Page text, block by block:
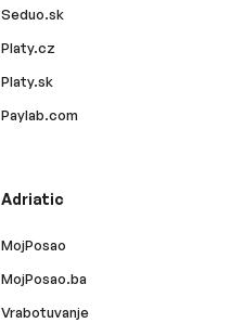
Seduo.sk
Platy.cz
Platy.sk
Paylab.com
Adriatic
MojPosao
MojPosao.ba
Vrabotuvanje